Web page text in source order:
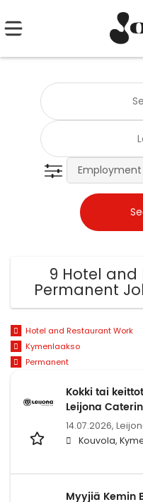
9 Hotel and
Permanent
Hotel and Restaurant Work
Kymenlaakso
Permanent
Kokki tai
Leijona
14.07.2026,
Kouvola,
Myyjiä Kemin